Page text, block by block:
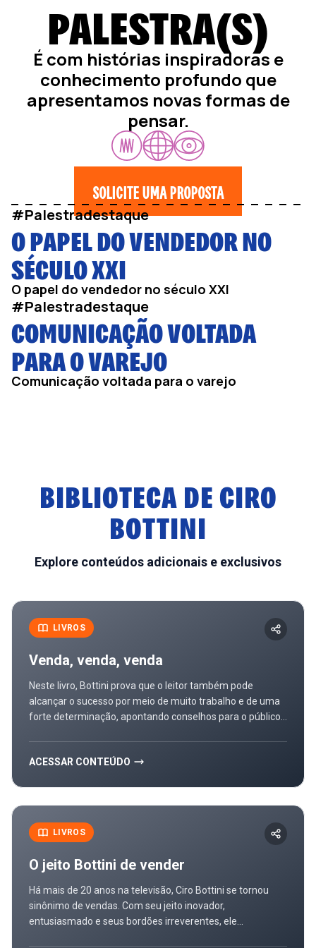
PALESTRA(S)
É com histórias inspiradoras e
conhecimento profundo que
apresentamos novas formas de
pensar.
SOLICITE UMA PROPOSTA
#Palestradestaque
O PAPEL DO VENDEDOR NO
SÉCULO XXI
O papel do vendedor no século XXI
#Palestradestaque
COMUNICAÇÃO VOLTADA
PARA O VAREJO
Comunicação voltada para o varejo
BIBLIOTECA DECIRO
BOTTINI
Explore conteúdos adicionais e exclusivos
LIVROS
Venda, venda, venda
Neste livro, Bottini prova que o leitor também pode
alcançar o sucesso por meio de muito trabalho e de uma
forte determinação, apontando conselhos para o público,
como foi o início da sua carreira, nos anos 198, como
Selo Dedão Bottini de Qualidade'. São dicas para ser um
profissional de vendas com os diferenciais que o autor
de vendas. Entre estas dicas, destacam-se 'Desenvolva
sua marca', 'seja bem-humorado' e 'conheça seu produto'.
ACESSAR CONTEÚDO
LIVROS
O jeito Bottini de vender
Há mais de 20 anos na televisão, Ciro Bottini se tornou
sinônimo de vendas. Com seu jeito inovador,
entusiasmado e seus bordões irreverentes, ele